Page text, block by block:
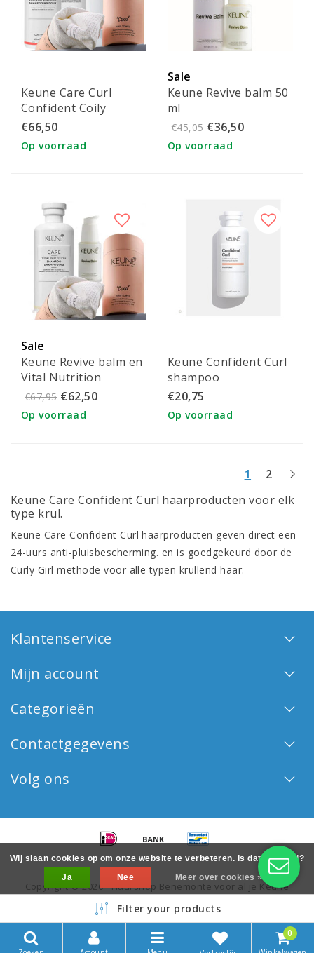
Keune Care Curl
Confident Coily
combi-pack &
hairtowel
€66,50
Op voorraad
Sale
Keune Revive balm 50
ml
€45,05 €36,50
Op voorraad
Sale
Keune Revive balm en
Vital Nutrition
shampoo combipack
€67,95 €62,50
Op voorraad
Keune Confident Curl
shampoo
€20,75
Op voorraad
1
2
Keune Care Confident Curl haarproducten voor elk
type krul.
Keune Care Confident Curl haarproducten geven direct een
24-uurs anti-pluisbescherming. en is goedgekeurd door de
Curly Girl methode voor alle typen krullend haar.
Klantenservice
Mijn account
Categorieën
Contactgegevens
Volg ons
Copyright © 2026 - Haarshop Benemonte voor al je Keune
haarproducten - All rights reserved - Realization
Filter your products
0
Wij slaan cookies op om onze website te verbeteren. Is dat akkoord?
Ja
Nee Meer over cookies »